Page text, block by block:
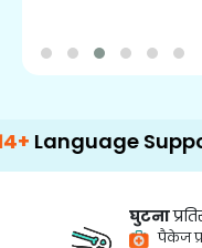
Support
घुटना
पैकेज